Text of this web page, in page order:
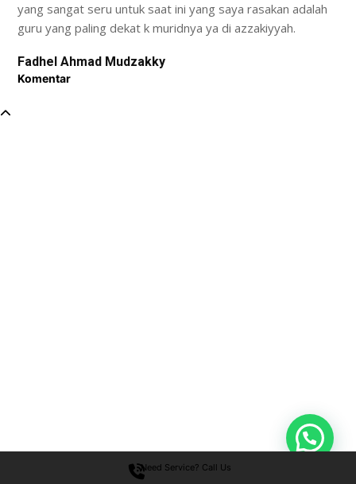
yang sangat seru untuk saat ini yang saya rasakan adalah
guru yang paling dekat k muridnya ya di azzakiyyah.
Fadhel Ahmad Mudzakky
Komentar
Need Service? Call Us